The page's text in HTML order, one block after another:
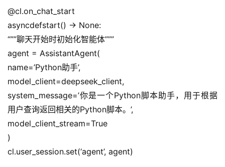
@cl.on_chat_start
asyncdefstart() -> None:
“””聊天开始时初始化智能体”””
agent = AssistantAgent(
name=’Python助手’,
model_client=deepseek_client,
system_message=’你是一个Python脚本助手，用于根据
用户查询返回相关的Python脚本。’,
model_client_stream=True
)
cl.user_session.set(‘agent’, agent)